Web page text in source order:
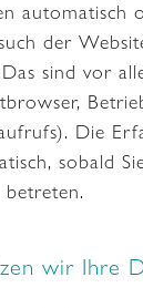
automatisch
der
sind vor
Die
sobald
betreten.
wir Ihre